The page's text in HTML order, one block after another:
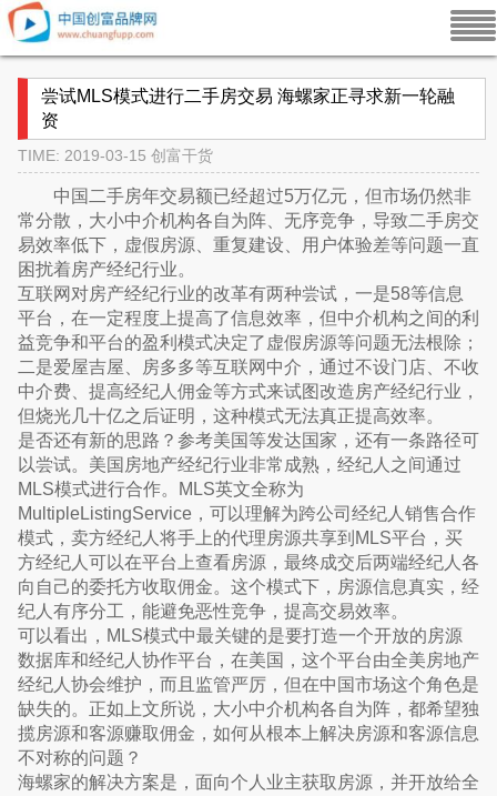
尝试MLS模式进行二手房交易 海螺家正寻求新一轮融
资
TIME: 2019-03-15 创富干货
中国二手房年交易额已经超过5万亿元，但市场仍然非
常分散，大小中介机构各自为阵、无序竞争，导致二手房交
易效率低下，虚假房源、重复建设、用户体验差等问题一直
困扰着房产经纪行业。
互联网对房产经纪行业的改革有两种尝试，一是58等信息
平台，在一定程度上提高了信息效率，但中介机构之间的利
益竞争和平台的盈利模式决定了虚假房源等问题无法根除；
二是爱屋吉屋、房多多等互联网中介，通过不设门店、不收
中介费、提高经纪人佣金等方式来试图改造房产经纪行业，
但烧光几十亿之后证明，这种模式无法真正提高效率。
是否还有新的思路？参考美国等发达国家，还有一条路径可
以尝试。美国房地产经纪行业非常成熟，经纪人之间通过
MLS模式进行合作。MLS英文全称为
MultipleListingService，可以理解为跨公司经纪人销售合作
模式，卖方经纪人将手上的代理房源共享到MLS平台，买
方经纪人可以在平台上查看房源，最终成交后两端经纪人各
向自己的委托方收取佣金。这个模式下，房源信息真实，经
纪人有序分工，能避免恶性竞争，提高交易效率。
可以看出，MLS模式中最关键的是要打造一个开放的房源
数据库和经纪人协作平台，在美国，这个平台由全美房地产
经纪人协会维护，而且监管严厉，但在中国市场这个角色是
缺失的。正如上文所说，大小中介机构各自为阵，都希望独
揽房源和客源赚取佣金，如何从根本上解决房源和客源信息
不对称的问题？
海螺家的解决方案是，面向个人业主获取房源，并开放给全